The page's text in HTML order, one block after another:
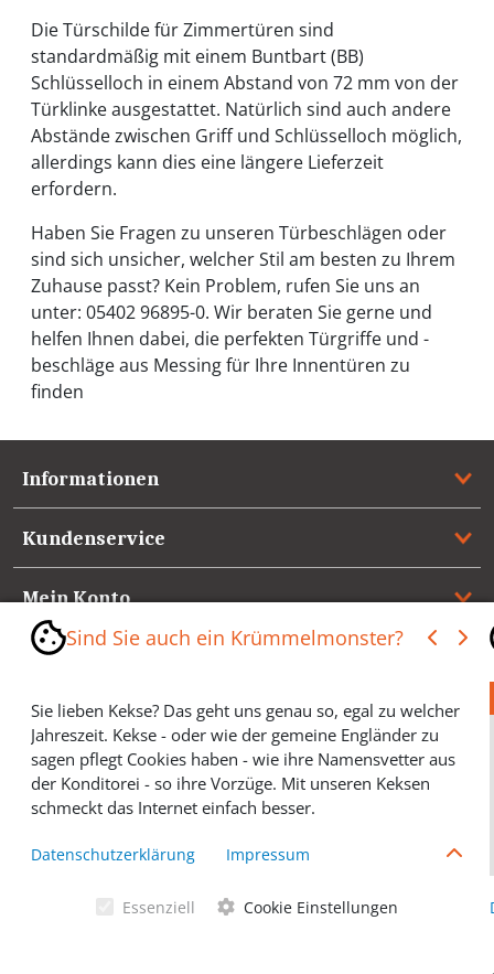
Die Türschilde für Zimmertüren sind
standardmäßig mit einem Buntbart (BB)
Schlüsselloch in einem Abstand von 72 mm von der
Türklinke ausgestattet. Natürlich sind auch andere
Abstände zwischen Griff und Schlüsselloch möglich,
allerdings kann dies eine längere Lieferzeit
erfordern.
Haben Sie Fragen zu unseren Türbeschlägen oder
sind sich unsicher, welcher Stil am besten zu Ihrem
Zuhause passt? Kein Problem, rufen Sie uns an
unter: 05402 96895-0. Wir beraten Sie gerne und
helfen Ihnen dabei, die perfekten Türgriffe und -
beschläge aus Messing für Ihre Innentüren zu
finden
Informationen
Kundenservice
Mein Konto
Referenzen
Medienspiegel & Presseinformationen
*** Vertrag widerrufen ***
Sind Sie auch ein Krümmelmonster?
Sie lieben Kekse? Das geht uns genau so, egal zu welcher
Jahreszeit. Kekse - oder wie der gemeine Engländer zu
sagen pflegt Cookies haben - wie ihre Namensvetter aus
der Konditorei - so ihre Vorzüge. Mit unseren Keksen
schmeckt das Internet einfach besser.
Cookies helfen Ihnen, Ihre gewünschten Artikel schneller
Werbung sparen und selbstverständlich anonyme
Statistiken erstellen (#Ehrensache). Deshalb schmecken
Datenschutzerklärung Impressum
Essenziell Cookie Einstellungen